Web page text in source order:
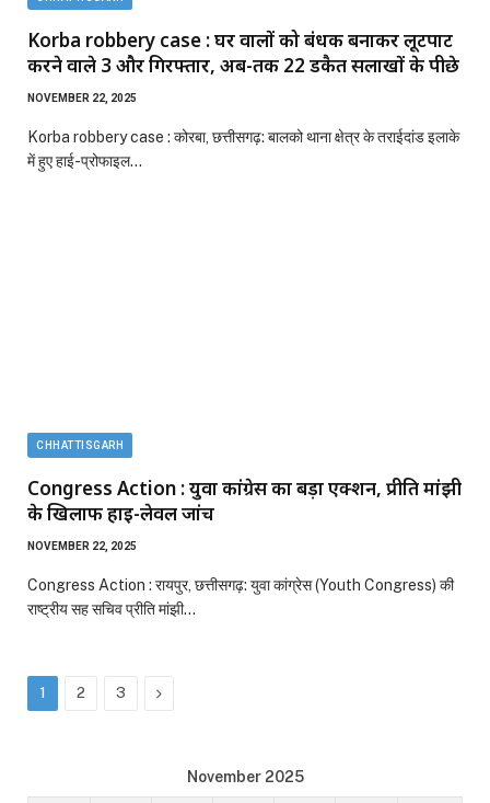
Korba robbery case : घर वालों को बंधक बनाकर लूटपाट
करने वाले 3 और गिरफ्तार, अब-तक 22 डकैत सलाखों के पीछे
NOVEMBER 22, 2025
Korba robbery case : कोरबा, छत्तीसगढ़: बालको थाना क्षेत्र के तराईदांड इलाके
में हुए हाई-प्रोफाइल…
CHHATTISGARH
Congress Action : युवा कांग्रेस का बड़ा एक्शन, प्रीति मांझी
के खिलाफ हाई-लेवल जांच
NOVEMBER 22, 2025
Congress Action : रायपुर, छत्तीसगढ़: युवा कांग्रेस (Youth Congress) की
राष्ट्रीय सह सचिव प्रीति मांझी…
1 2 3 Next
November 2025